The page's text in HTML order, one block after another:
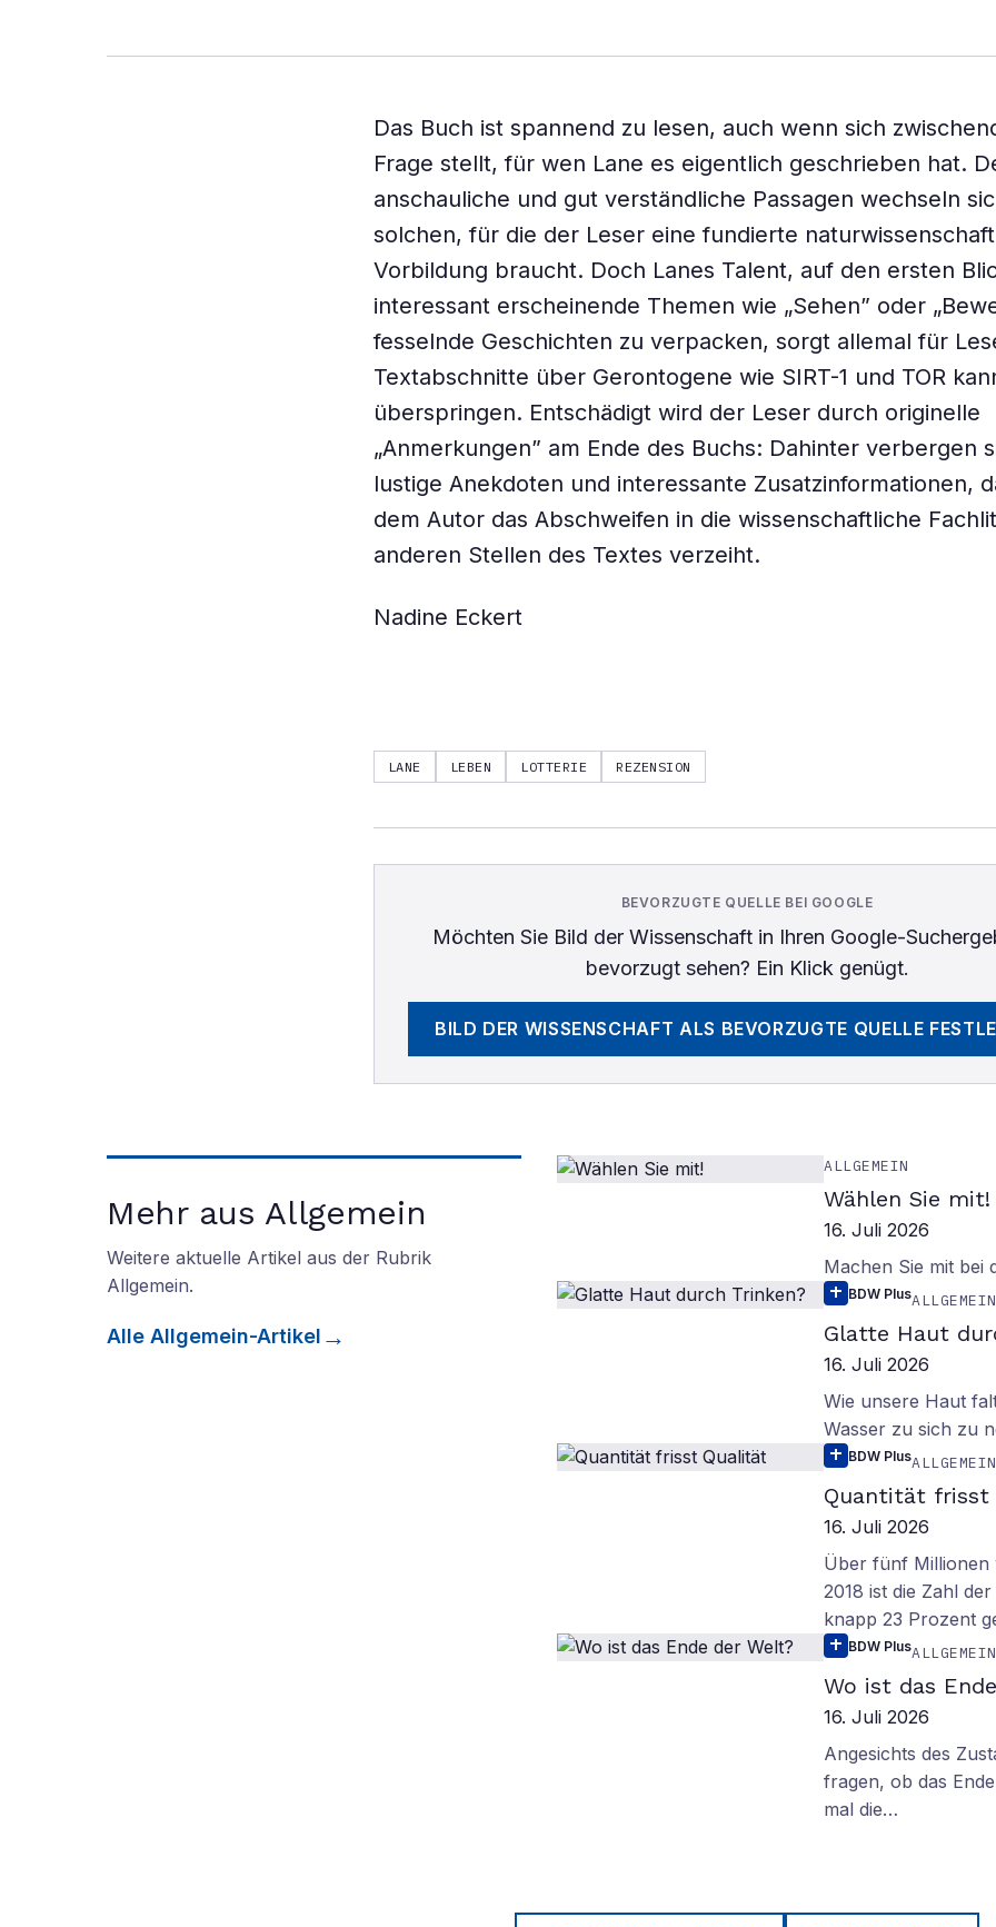
Das Buch ist spannend zu lesen, auch wenn sich
Frage stellt, für wen Lane es eigentlich geschrieben hat.
anschauliche und gut verständliche Passagen wechseln
solchen, für die der Leser eine fundierte
Vorbildung braucht. Doch Lanes Talent, auf den ersten
interessant erscheinende Themen wie „Sehen” oder
fesselnde Geschichten zu verpacken, sorgt allemal für
Textabschnitte über Gerontogene wie SIRT-1 und TOR
überspringen. Entschädigt wird der Leser durch originelle
„Anmerkungen” am Ende des Buchs: Dahinter verbergen
lustige Anekdoten und interessante Zusatzinformationen,
dem Autor das Abschweifen in die wissenschaftliche
anderen Stellen des Textes verzeiht.
Nadine Eckert
LANE LEBEN LOTTERIE REZENSION
BEVORZUGTE QUELLE BEI GOOGLE
Möchten Sie Bild der Wissenschaftin Ihren Google-
bevorzugt sehen? Ein Klick genügt.
BILD DER WISSENSCHAFT ALS BEVORZUGTE QUELLE
Mehr aus Allgemein
Weitere aktuelle Artikel aus der Rubrik
Allgemein.
Alle Allgemein-Artikel
ALLGEMEIN
Wählen Sie mit!
16. Juli 2026
Machen Sie mit bei
BDW PlusALLGEMEIN
Glatte Haut
16. Juli 2026
Wie unsere Haut
Wasser zu sich zu
BDW PlusALLGEMEIN
Quantität frisst
16. Juli 2026
Über fünf Millionen
2018 ist die Zahl
knapp 23 Prozent
BDW PlusALLGEMEIN
Wo ist das
16. Juli 2026
Angesichts des
fragen, ob das
mal die…